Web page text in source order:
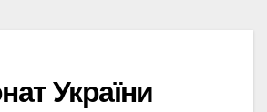
України